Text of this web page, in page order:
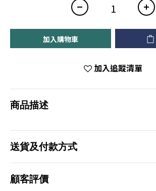
加入購物車
加入追蹤清單
商品描述
送貨及付款方式
顧客評價